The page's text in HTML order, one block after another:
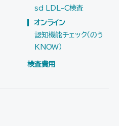
sd LDL-C検査
オンライン
認知機能チェック（のう
KNOW）
検査費用